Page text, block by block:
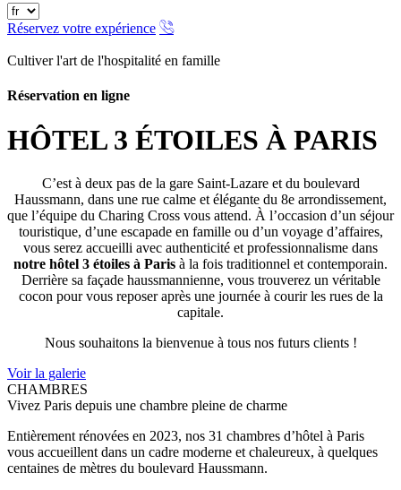
Réservez votre expérience
Cultiver l'art de l'hospitalité en famille
Réservation en ligne
Fermer
HÔTEL 3 ÉTOILES À PARIS
C’est à deux pas de la gare Saint-Lazare et du boulevard
Haussmann, dans une rue calme et élégante du 8e arrondissement,
que l’équipe du Charing Cross vous attend. À l’occasion d’un séjour
touristique, d’une escapade en famille ou d’un voyage d’affaires,
vous serez accueilli avec authenticité et professionnalisme dans
notre hôtel 3 étoiles à Paris à la fois traditionnel et contemporain.
Derrière sa façade haussmannienne, vous trouverez un véritable
cocon pour vous reposer après une journée à courir les rues de la
capitale.
Nous souhaitons la bienvenue à tous nos futurs clients !
Voir la galerie
CHAMBRES
Vivez Paris depuis une chambre pleine de charme
Entièrement rénovées en 2023, nos 31 chambres d’hôtel à Paris
vous accueillent dans un cadre moderne et chaleureux, à quelques
centaines de mètres du boulevard Haussmann.